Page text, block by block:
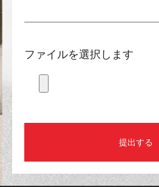
ファイルを選択します
提出する